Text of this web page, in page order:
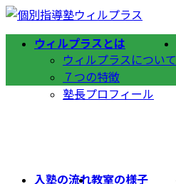
コ
ン
ツ
ナ
ビ
シ
ウィルプラスとは
ウィルプラスについて
７つの特徴
塾長プロフィール
入塾の流れ教室の様子